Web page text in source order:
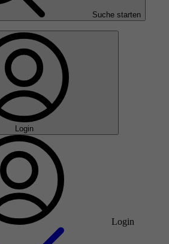
Suche starten
Login
Login